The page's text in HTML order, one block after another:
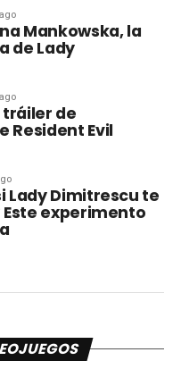
Mankowska, la
de Lady
tráiler de
Resident Evil
Lady Dimitrescu te
experimento